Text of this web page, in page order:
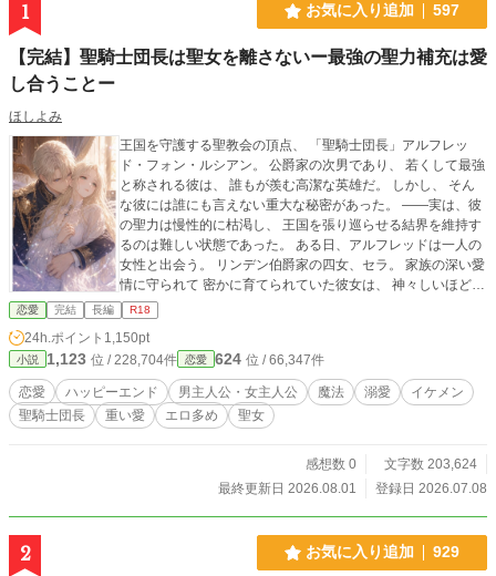
1 お気に入り追加 597
【完結】聖騎士団長は聖女を離さないー最強の聖力補充は愛
し合うことー
ほしよみ
王国を守護する聖教会の頂点、 「聖騎士団長」アルフレッ
ド・フォン・ルシアン。 公爵家の次男であり、 若くして最強
と称される彼は、 誰もが羨む高潔な英雄だ。 しかし、 そん
な彼には誰にも言えない重大な秘密があった。 ――実は、彼
の聖力は慢性的に枯渇し、 王国を張り巡らせる結界を維持す
るのは難しい状態であった。 ある日、アルフレッドは一人の
女性と出会う。 リンデン伯爵家の四女、セラ。 家族の深い愛
情に守られて 密かに育てられていた彼女は、 神々しいほどの
聖力を宿していた。 「……君の聖力があれば、俺は満たされ
る」 アルフレッドは、はじめての恋をする。 セラを誰にも触
れさせないよう、 強引に自らの執着の檻へ。 表向きは厳格で
冷徹な聖騎士団長、 しかしその裏では、 セラと肌を重ね、
彼女から溢れる聖力を貪り尽くす生活。 「おはようの儀式」
と称して毎朝彼女を抱き、 聖女の愛で満たされることで、 彼
は無敵の騎士として国に君臨し続ける。 ただ、重い愛の話。
す。 お気に入り、いいね、感想、作者応援動画 すごく嬉しく
て頑張って書きます！
恋愛 完結 長編 R18
24h.ポイント 1,150pt
小説 1,123 位 / 228,704件 恋愛 624 位 / 66,347件
恋愛 ハッピーエンド 男主人公・女主人公 魔法 溺愛
イケメン
聖騎士団長
重い愛 エロ多め 聖女
感想数 0
文字数 203,624
最終更新日 2026.08.01
登録日 2026.07.08
2 お気に入り追加 929